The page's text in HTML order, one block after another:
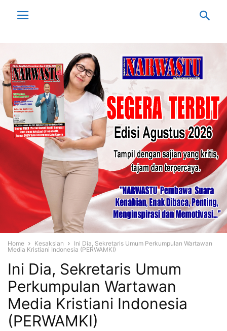
Home Kesaksian
Ini Dia, Sekretaris Umum Perkumpulan Wartawan
Media Kristiani Indonesia (PERWAMKI)
Ini Dia, Sekretaris Umum
Perkumpulan Wartawan
Media Kristiani Indonesia
(PERWAMKI)